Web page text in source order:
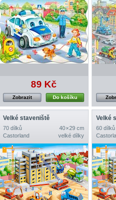
89 Kč
Do košíku
Zobrazit
Velké staveniště
70 dílků
40 × 29 cm
Castorland
velké dílky
Velké
60 dílků